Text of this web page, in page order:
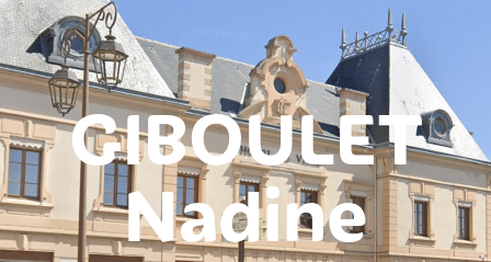
GIBOULET
Nadine